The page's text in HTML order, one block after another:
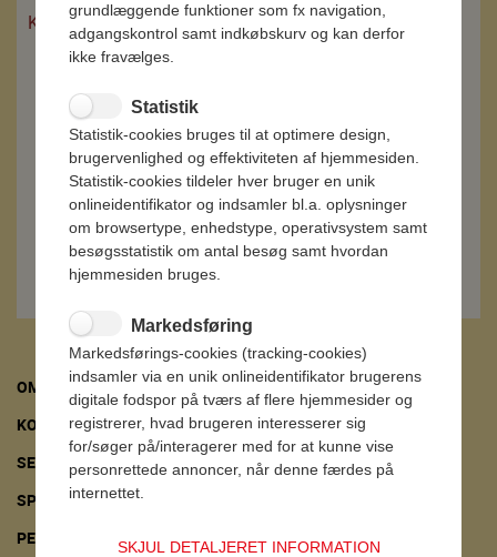
Klik her for at sende dit spørgsmål »
OM 3-STJERNET
KONTAKT
SE FØDEVARESTYRELSENS SMILEY-RAPPORTER
SPØRGSMÅL OG SVAR
PERSONDATAPOLITIK
FØLG OS HER:
grundlæggende funktioner som fx navigation,
adgangskontrol samt indkøbskurv og kan derfor
ikke fravælges.
Statistik
Statistik-cookies bruges til at optimere design,
brugervenlighed og effektiviteten af hjemmesiden.
Statistik-cookies tildeler hver bruger en unik
onlineidentifikator og indsamler bl.a. oplysninger
om browsertype, enhedstype, operativsystem samt
besøgsstatistik om antal besøg samt hvordan
hjemmesiden bruges.
Markedsføring
Markedsførings-cookies (tracking-cookies)
indsamler via en unik onlineidentifikator brugerens
digitale fodspor på tværs af flere hjemmesider og
registrerer, hvad brugeren interesserer sig
for/søger på/interagerer med for at kunne vise
personrettede annoncer, når denne færdes på
internettet.
SKJUL DETALJERET INFORMATION